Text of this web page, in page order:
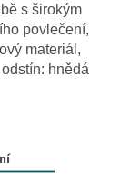
s širokým
povlečení,
materiál,
hnědá